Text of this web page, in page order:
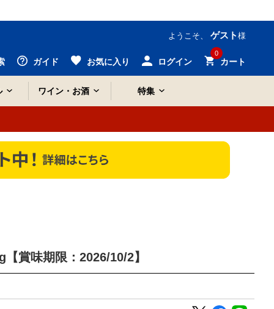
ようこそ、 ゲスト 様
ガイド お気に入り ログイン
0
カート
ワイン・お酒 特集
賞味期限：2026/10/2】